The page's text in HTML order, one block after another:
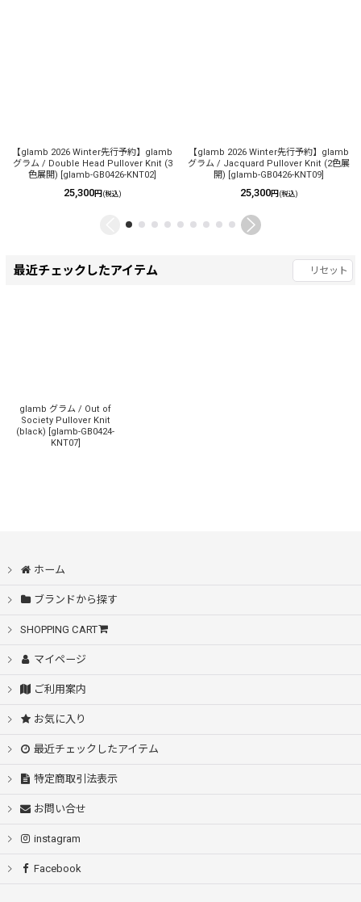
【glamb 2026 Winter先行予約】glamb
グラム / Double Head Pullover Knit (3
色展開) [glamb-GB0426-KNT02]
25,300円 (税込)
【glamb 2026 Winter先行予約】glamb
グラム / Jacquard Pullover Knit (2色展
開) [glamb-GB0426-KNT09]
25,300円 (税込)
最近チェックしたアイテム リセット
glamb グラム / Out of
Society Pullover Knit
(black) [glamb-GB0424-
KNT07]
ホーム
ブランドから探す
SHOPPING CART
マイページ
ご利用案内
お気に入り
最近チェックしたアイテム
特定商取引法表示
お問い合せ
instagram
Facebook